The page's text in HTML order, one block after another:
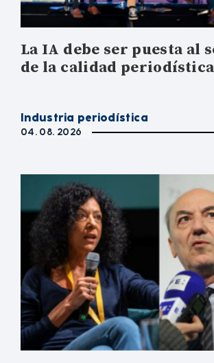
La IA debe ser puesta al
de la calidad periodística
Industria periodística
04. 08. 2026